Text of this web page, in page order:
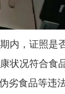
内，证照是
状况符合食
劣食品等违